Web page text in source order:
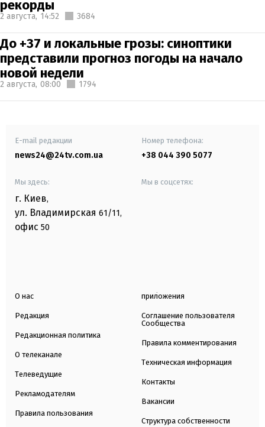
рекорды
2 августа, 14:52 3684
До +37 и локальные грозы: синоптики
представили прогноз погоды на начало
новой недели
2 августа, 08:00 1794
E-mail редакции
news24@24tv.com.ua
Номер телефона:
+38 044 390 5077
Мы здесь:
г. Киев,
ул. Владимирская 61/11,
офис 50
Мы в соцсетях:
О нас
Редакция
Редакционная политика
О телеканале
Телеведущие
Рекламодателям
Правила пользования
приложения
Соглашение пользователя
Сообщества
Правила комментирования
Техническая информация
Контакты
Вакансии
Структура собственности